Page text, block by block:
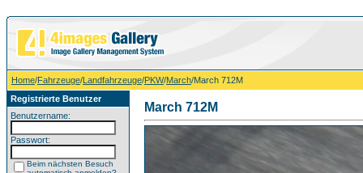
Home/Fahrzeuge/Landfahrzeuge/PKW/March/March 712M
Registrierte Benutzer
Benutzername:
Passwort:
Beim nächsten Besuch
March 712M